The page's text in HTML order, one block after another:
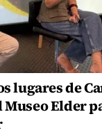
lugares de
Museo Elder